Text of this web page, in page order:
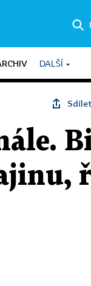
DALŠÍ
Sdílet